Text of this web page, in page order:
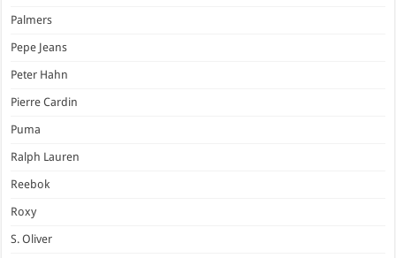
Palmers
Pepe Jeans
Peter Hahn
Pierre Cardin
Puma
Ralph Lauren
Reebok
Roxy
S. Oliver